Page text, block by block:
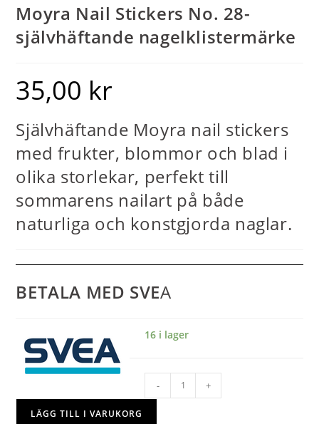
Moyra Nail Stickers No. 28-
självhäftande nagelklistermärke
35,00 kr
Självhäftande Moyra nail stickers
med frukter, blommor och blad i
olika storlekar, perfekt till
sommarens nailart på både
naturliga och konstgjorda naglar.
BETALA MED SVEA
16 i lager
- +
LÄGG TILL I VARUKORG